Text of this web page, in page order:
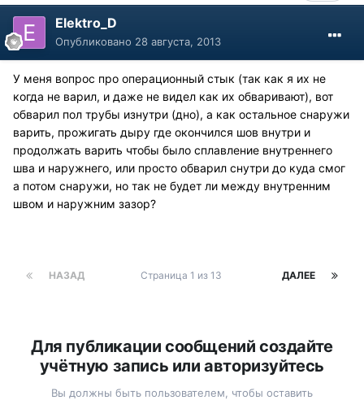
Elektro_D
Опубликовано 28 августа, 2013
У меня вопрос про операционный стык (так как я их не
когда не варил, и даже не видел как их обваривают), вот
обварил пол трубы изнутри (дно), а как остальное снаружи
варить, прожигать дыру где окончился шов внутри и
продолжать варить чтобы было сплавление внутреннего
шва и наружнего, или просто обварил снутри до куда смог
а потом снаружи, но так не будет ли между внутренним
швом и наружним зазор?
НАЗАД ДАЛЕЕ
Страница 1 из 13
Для публикации сообщений создайте
учётную запись или авторизуйтесь
Вы должны быть пользователем, чтобы оставить